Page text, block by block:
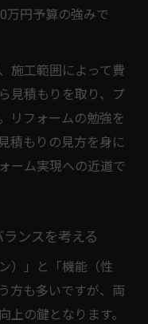
万円予算の強みで
施工範囲によって費
見積もりを取り、プ
リフォームの勉強を
積もりの見方を身に
ーム実現への近道で
ンスを考える
）」と「機能（性
方も多いですが、両
上の鍵となります。